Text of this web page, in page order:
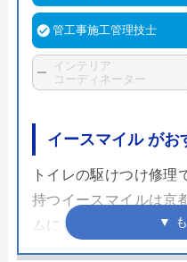
管工事施工管理技士
インテリア
コーディネーター
イースマイル がお
トイレの駆けつけ修理
持つイースマイルは京
ムにも対応しています
ル解決の知識や経験